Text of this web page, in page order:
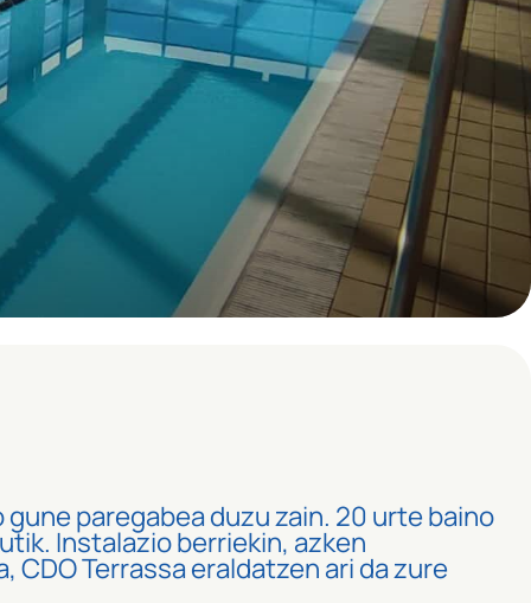
paregabea duzu zain. 20 urte baino
Instalazio berriekin, azken
Terrassa eraldatzen ari da zure